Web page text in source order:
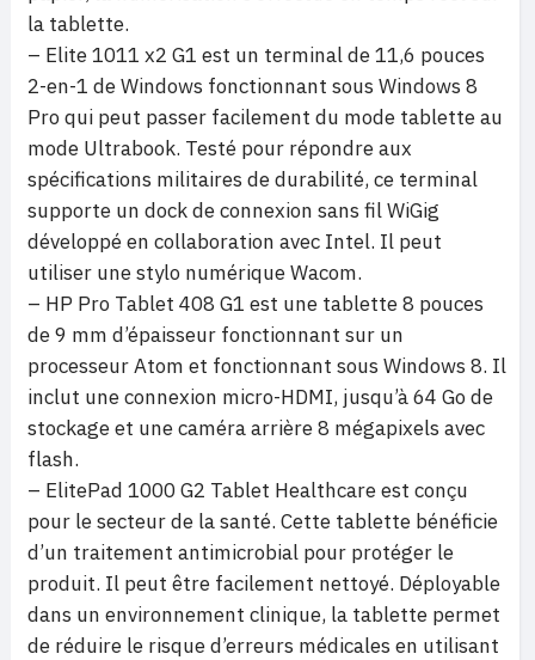
la tablette.
– Elite 1011 x2 G1 est un terminal de 11,6 pouces
2-en-1 de Windows fonctionnant sous Windows 8
Pro qui peut passer facilement du mode tablette au
mode Ultrabook. Testé pour répondre aux
spécifications militaires de durabilité, ce terminal
supporte un dock de connexion sans fil WiGig
développé en collaboration avec Intel. Il peut
utiliser une stylo numérique Wacom.
– HP Pro Tablet 408 G1 est une tablette 8 pouces
de 9 mm d’épaisseur fonctionnant sur un
processeur Atom et fonctionnant sous Windows 8. Il
inclut une connexion micro-HDMI, jusqu’à 64 Go de
stockage et une caméra arrière 8 mégapixels avec
flash.
– ElitePad 1000 G2 Tablet Healthcare est conçu
pour le secteur de la santé. Cette tablette bénéficie
d’un traitement antimicrobial pour protéger le
produit. Il peut être facilement nettoyé. Déployable
dans un environnement clinique, la tablette permet
de réduire le risque d’erreurs médicales en utilisant